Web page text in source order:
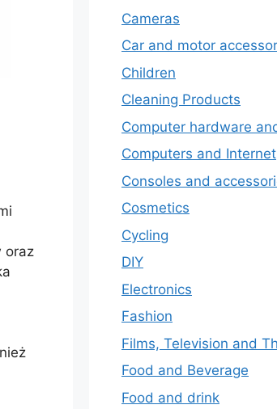
oraz
Cameras
Car and motor
Children
Cleaning Products
Computer hardware
Computers and Internet
Consoles and
Cosmetics
Cycling
DIY
Electronics
Fashion
Films, Television and
Food and Beverage
Food and drink